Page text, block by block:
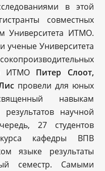
в этой
совместных
Университета ИТМО.
ученые Университета
ИТМО Питер Слоот,
провели для юных
навыкам
научной
27 студентов
кафедры ВПВ
языке результаты
семестр. Самыми